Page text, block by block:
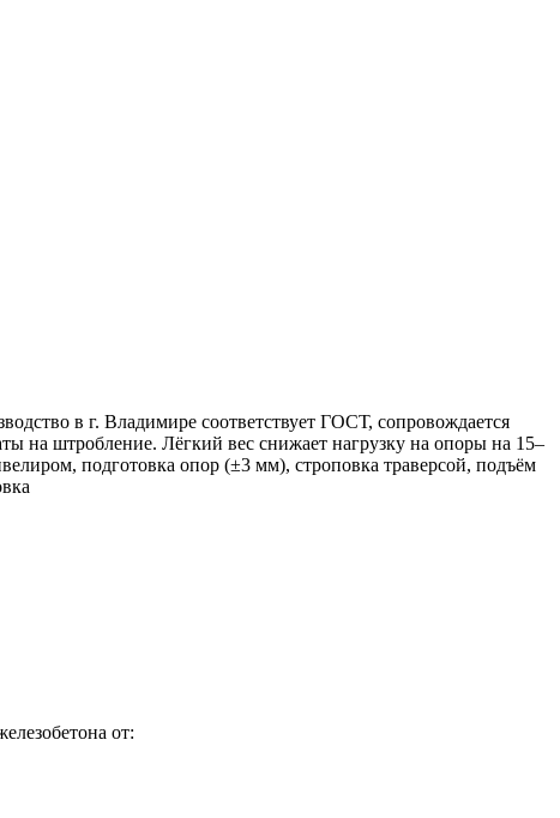
в г. Владимире соответствует ГОСТ, сопровождается
на штробление. Лёгкий вес снижает нагрузку на опоры на 15–
подготовка опор (±3 мм), строповка траверсой, подъём
от: